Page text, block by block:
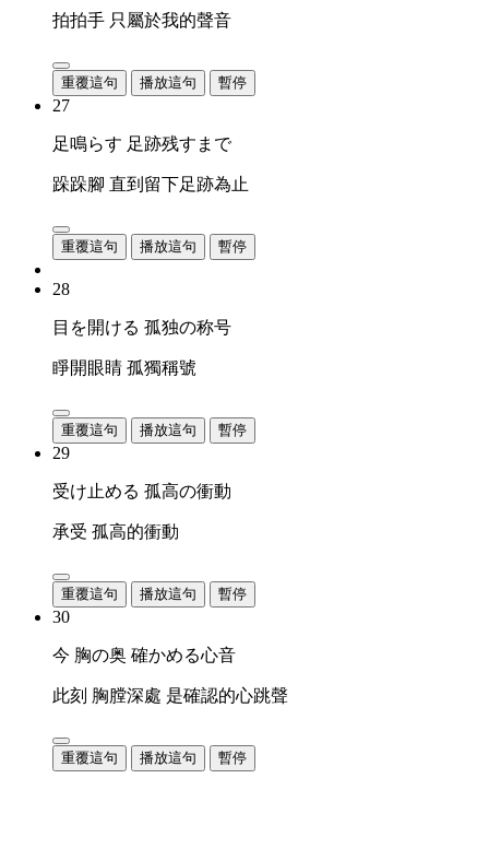
拍拍手 只屬於我的聲音
重覆這句 播放這句 暫停
27
足鳴らす 足跡残すまで
跺跺腳 直到留下足跡為止
重覆這句 播放這句 暫停
28
目を開ける 孤独の称号
睜開眼睛 孤獨稱號
重覆這句 播放這句 暫停
29
受け止める 孤高の衝動
承受 孤高的衝動
重覆這句 播放這句 暫停
30
今 胸の奥 確かめる心音
此刻 胸膛深處 是確認的心跳聲
重覆這句 播放這句 暫停